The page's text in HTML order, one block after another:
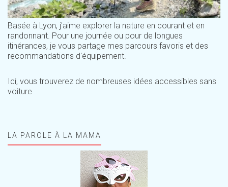
Basée à Lyon, j'aime explorer la nature en courant et en
randonnant. Pour une journée ou pour de longues
itinérances, je vous partage mes parcours favoris et des
recommandations d'équipement.
Ici, vous trouverez de nombreuses idées accessibles sans
voiture
LA PAROLE À LA MAMA